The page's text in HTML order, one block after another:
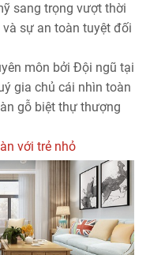
sang trọng vượt thời
sự an toàn tuyệt đối
môn bởi Đội ngũ tại
gia chủ cái nhìn toàn
gỗ biệt thự thượng
với trẻ nhỏ